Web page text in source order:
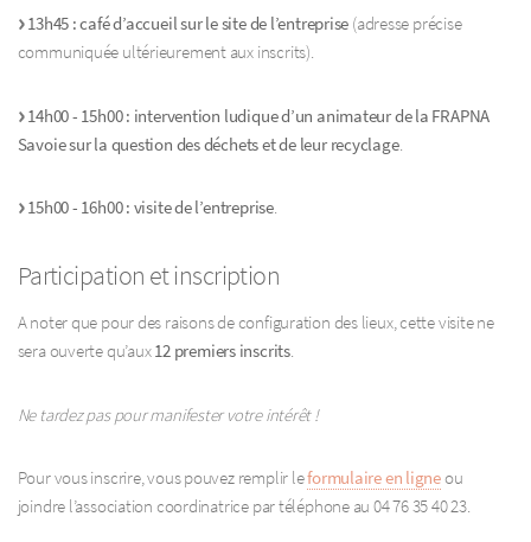
13h45 : café d’accueil sur le site de l’entreprise (adresse précise
communiquée ultérieurement aux inscrits).
14h00 - 15h00 : intervention ludique d’un animateur de la FRAPNA
Savoie sur la question des déchets et de leur recyclage.
15h00 - 16h00 : visite de l’entreprise.
Participation et inscription
A noter que pour des raisons de configuration des lieux, cette visite ne
sera ouverte qu’aux12 premiers inscrits.
Ne tardez pas pour manifester votre intérêt !
Pour vous inscrire, vous pouvez remplir leformulaire en ligneou
joindre l’association coordinatrice par téléphone au 04 76 35 40 23.